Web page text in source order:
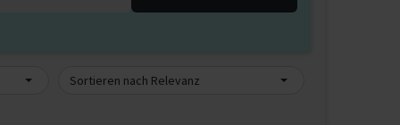
Sortieren nach Relevanz